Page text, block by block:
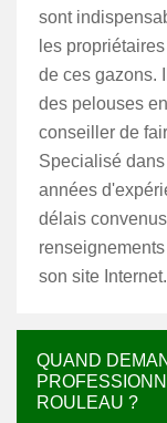
sont
les
de ces gazons.
des pelouses
conseiller de
Specialisé
années
délais
son site Internet.
QUAND
ROULEAU ?